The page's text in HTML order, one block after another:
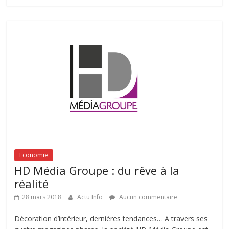
Economie
HD Média Groupe : du rêve à la
réalité
28 mars 2018 Actu Info Aucun commentaire
Décoration d’intérieur, dernières tendances… A travers ses